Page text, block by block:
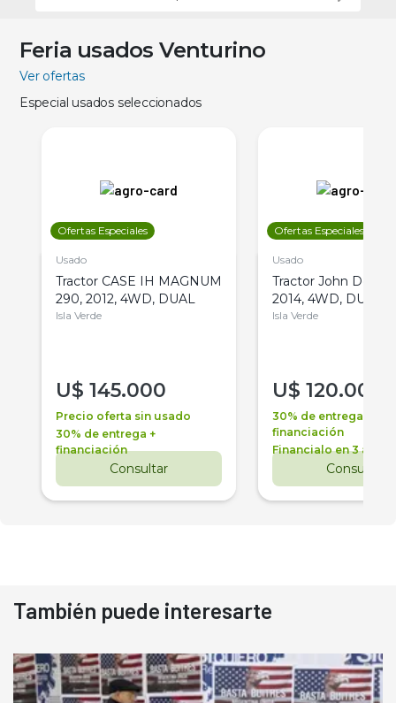
Feria usados Venturino
Ver ofertas
Especial usados seleccionados
Ofertas Especiales
Usado
Tractor CASE IH MAGNUM
290, 2012, 4WD, DUAL
Isla Verde
U$ 145.000
Precio oferta sin usado
30% de entrega +
financiación
Consultar
Ofertas Especiales
Usado
Tractor John Deere
2014, 4WD, DUAL
Isla Verde
U$ 120.000
30% de entrega +
financiación
Financialo en 3 años
Consultar
También puede interesarte